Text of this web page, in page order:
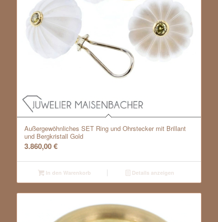
Außergewöhnliches SET Ring und Ohrstecker mit Brillant
und Bergkristall Gold
3.860,00€
In den Warenkorb Details anzeigen